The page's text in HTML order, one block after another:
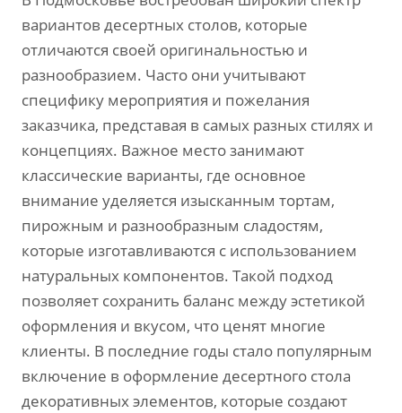
вариантов десертных столов‚ которые
отличаются своей оригинальностью и
разнообразием. Часто они учитывают
специфику мероприятия и пожелания
заказчика‚ представая в самых разных стилях и
концепциях. Важное место занимают
классические варианты‚ где основное
внимание уделяется изысканным тортам‚
пирожным и разнообразным сладостям‚
которые изготавливаются с использованием
натуральных компонентов. Такой подход
позволяет сохранить баланс между эстетикой
оформления и вкусом‚ что ценят многие
клиенты. В последние годы стало популярным
включение в оформление десертного стола
декоративных элементов‚ которые создают